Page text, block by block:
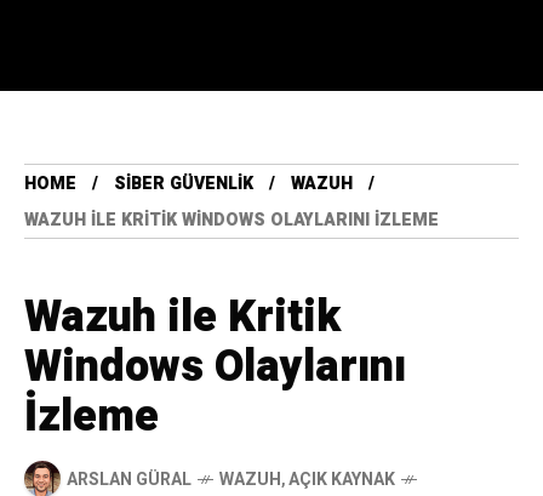
HOME SIBER GÜVENLIK
WAZUH
WAZUH ILE KRITIK WINDOWS OLAYLARINI İZLEME
Wazuh ile Kritik
Windows Olaylarını
İzleme
ARSLAN GÜRAL WAZUH,AÇIK KAYNAK